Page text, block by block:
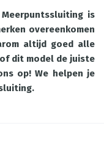
is
overeenkomen
altijd goed alle
dit model de juiste
op! We helpen je